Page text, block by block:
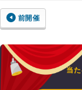
前開催
当